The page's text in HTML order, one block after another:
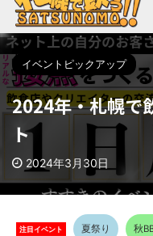
イベントピックアップ
2024年・札幌で
ト
2024年3月30日
注目イベント 夏祭り 秋